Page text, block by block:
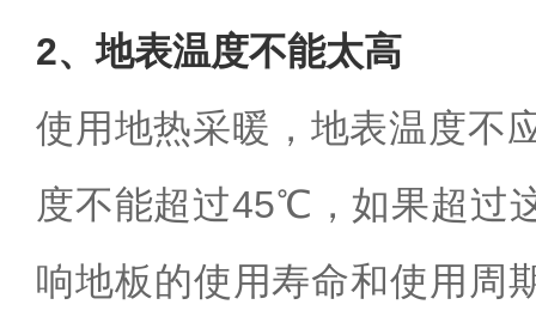
2、地表温度不能太高
使用地热采暖，地表温度不
度不能超过45℃，如果超过
响地板的使用寿命和使用周